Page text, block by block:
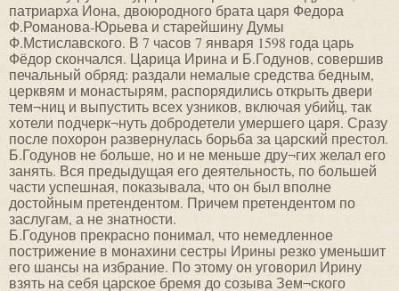
патриарха Иона, двоюродного брата царя Федора
Ф.Романова-Юрьева и старейшину Думы
Ф.Мстиславского. В 7 часов 7 января 1598 года царь
Фёдор скончался. Царица Ирина и Б.Годунов, совершив
печальный обряд: раздали немалые средства бедным,
церквям и монастырям, распорядились открыть двери
тем¬ниц и выпустить всех узников, включая убийц, так
хотели подчерк¬нуть добродетели умершего царя. Сразу
после похорон развернулась борьба за царский престол.
Б.Годунов не больше, но и не меньше дру¬гих желал его
занять. Вся предыдущая его деятельность, по большей
части успешная, показывала, что он был вполне
достойным претендентом. Причем претендентом по
заслугам, а не знатности.
Б.Годунов прекрасно понимал, что немедленное
пострижение в монахини сестры Ирины резко уменьшит
его шансы на избрание. По этому он уговорил Ирину
взять на себя царское бремя до созыва Зем¬ского